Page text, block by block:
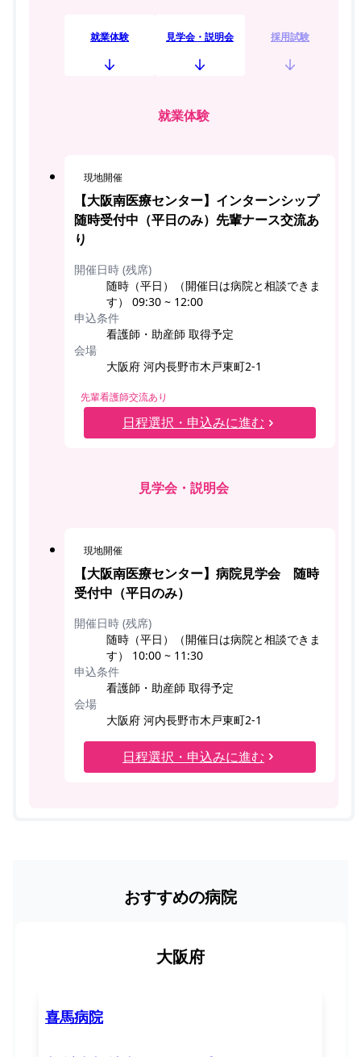
就業体験 見学会・説明会 採用試験
就業体験
現地開催
【大阪南医療センター】インターンシップ
随時受付中（平日のみ）先輩ナース交流あ
り
開催日時 (残席)
随時（平日）（開催日は病院と相談できま
す） 09:30 ~ 12:00
申込条件
看護師・助産師 取得予定
会場
大阪府 河内長野市木戸東町2-1
先輩看護師交流あり
日程選択・申込みに進む
見学会・説明会
現地開催
【大阪南医療センター】病院見学会 随時
受付中（平日のみ）
開催日時 (残席)
随時（平日）（開催日は病院と相談できま
す） 10:00 ~ 11:30
申込条件
看護師・助産師 取得予定
会場
大阪府 河内長野市木戸東町2-1
日程選択・申込みに進む
おすすめの病院
大阪府
喜馬病院